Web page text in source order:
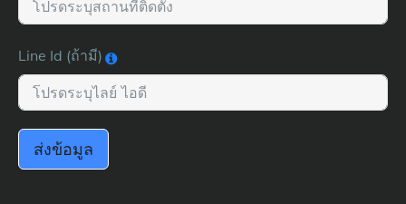
Line Id (ถ้ามี)
ส่งข้อมูล